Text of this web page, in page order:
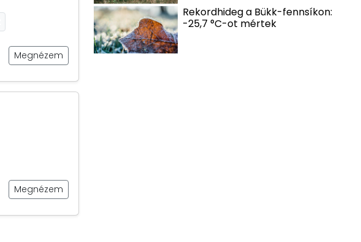
Megnézem
Megnézem
Rekordhideg a Bükk-fennsíkon:
-25,7 °C-ot mértek